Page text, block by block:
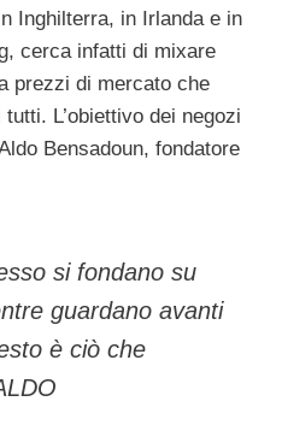
Inghilterra, in Irlanda e in
cerca infatti di mixare
prezzi di mercato che
L’obiettivo dei negozi
Bensadoun, fondatore
si fondano su
guardano avanti
è ciò che